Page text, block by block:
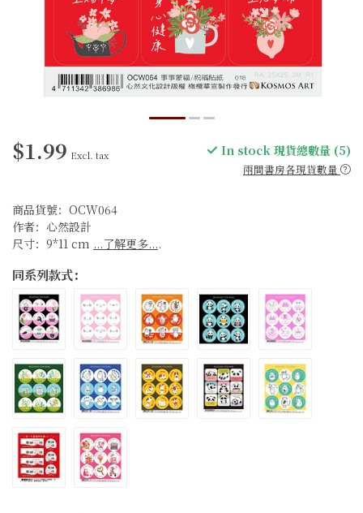
$1.99 Excl. tax In stock 現貨總數量 (5)
兩間書房各現貨數量
商品貨號：OCW064
作者：心然設計
尺寸：9*11 cm ...了解更多....
同系列款式：